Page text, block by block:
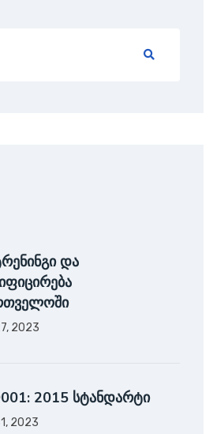
და
2023
2015 სტანდარტი
2023